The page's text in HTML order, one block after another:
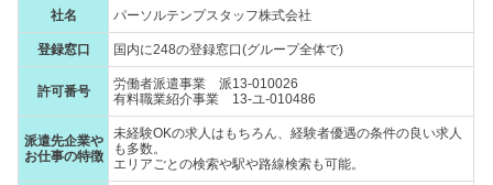
社名 パーソルテンプスタッフ株式会社
登録窓口 国内に248の登録窓口(グループ全体で)
許可番号
労働者派遣事業 派13-010026
有料職業紹介事業 13-ユ-010486
派遣先企業や
お仕事の特徴
未経験OKの求人はもちろん、経験者優遇の条件の良い求人
も多数。
エリアごとの検索や駅や路線検索も可能。